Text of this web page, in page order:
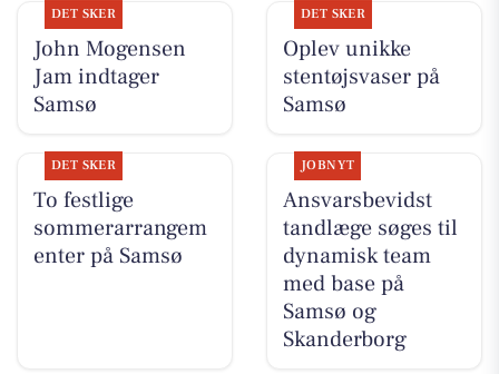
DET SKER
John Mogensen
Jam indtager
Samsø
DET SKER
Oplev unikke
stentøjsvaser på
Samsø
DET SKER
To festlige
sommerarrangem
enter på Samsø
JOBNYT
Ansvarsbevidst
tandlæge søges til
dynamisk team
med base på
Samsø og
Skanderborg